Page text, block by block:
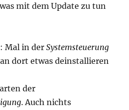
mit dem Update zu tun
Mal in derSystemsteuerung
dort etwas deinstallieren
der
. Auch nichts